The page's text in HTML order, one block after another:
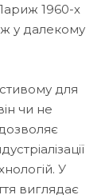
1960-х
у далекому
для
чи не
У
виглядає